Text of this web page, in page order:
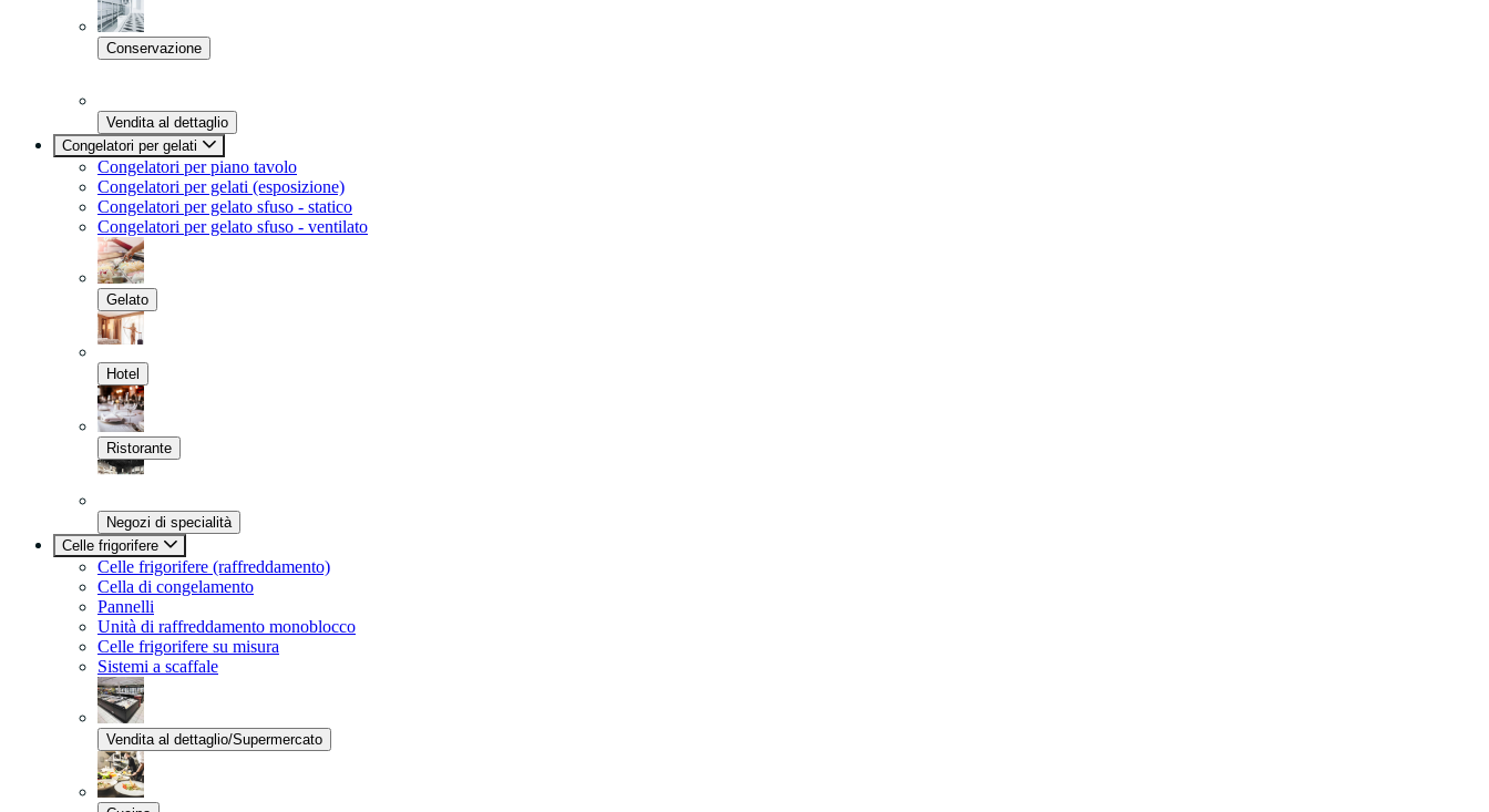
Conservazione
Vendita al dettaglio
Congelatori per gelati
Congelatori per piano tavolo
Congelatori per gelati (esposizione)
Congelatori per gelato sfuso - statico
Congelatori per gelato sfuso - ventilato
Gelato
Hotel
Ristorante
Negozi di specialità
Celle frigorifere
Celle frigorifere (raffreddamento)
Cella di congelamento
Pannelli
Unità di raffreddamento monoblocco
Celle frigorifere su misura
Sistemi a scaffale
Vendita al dettaglio/Supermercato